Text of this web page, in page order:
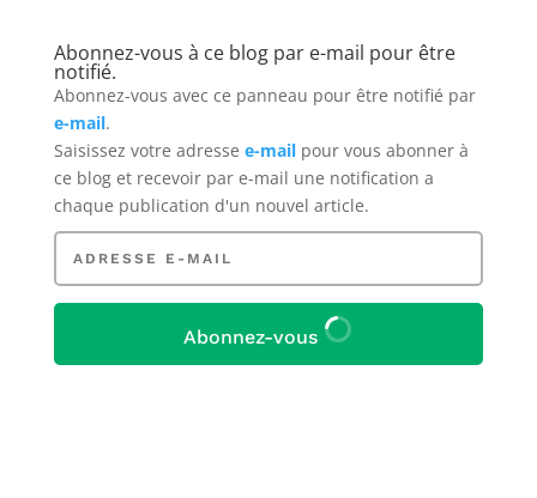
Abonnez-vous à ce blog par e-mail pour être
notifié.
Abonnez-vous avec ce panneau pour être notifié par
e-mail.
Saisissez votre adresse e-mailpour vous abonner à
ce bloget recevoir par e-mail une notification a
chaque publication d'un nouvel article.
Adresse
mail
Abonnez-vous